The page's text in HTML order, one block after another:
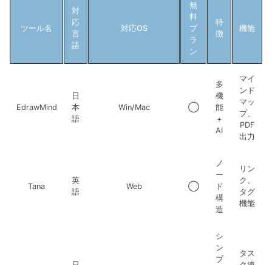
ツール名
対
応
言
語
対応OS
無
料
プ
ラ
ン
特
徴
機能
EdrawMind
日
本
語
Win/Mac ◯
多
機
能
+
AI
マイ
ンド
マッ
プ、
PDF
出力
Tana
英
語
Web ◯
ノ
ー
ド
構
造
リン
ク、
タグ
機能
シ
ン
プ
タス